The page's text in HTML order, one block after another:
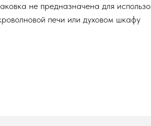
не предназначена для
печи или духовом шкафу